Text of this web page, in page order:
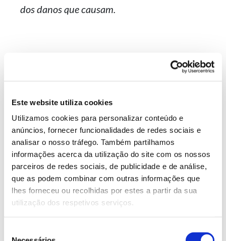
Este website utiliza cookies
Utilizamos cookies para personalizar conteúdo e
anúncios, fornecer funcionalidades de redes sociais e
analisar o nosso tráfego. Também partilhamos
informações acerca da utilização do site com os nossos
parceiros de redes sociais, de publicidade e de análise,
que as podem combinar com outras informações que
lhes forneceu ou recolhidas por estes a partir da sua
utilização dos respetivos serviços.
dos danos que causam.
normalmente os adultos, picam as plantas, o que
Os insetos picadores-sugadores alimentam-se da
seiva das plantas, possuindo para isso uma armadura
bucal específica para picar e sugar. Neste grupo
estão incluídos afídeos, piolhos e psilas, assim como
cercopídeos ou cigarrinhas da espuma, cochonilhas
e percevejos. Todos estes animais pertencem à
ordem dos Hemípteros.
Já os insetos galícolas podem ser sugadores ou não.